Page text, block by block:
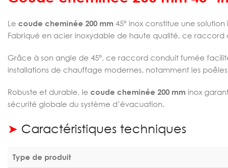
Le coude cheminée 200 mm 45° inox constitue une
Fabriqué en acier inoxydable de haute qualité, ce raccord
Grâce à son angle de 45°, ce raccord conduit fumée
installations de chauffage modernes, notamment les
Robuste et durable, le coude cheminée 200 mm inox
sécurité globale du système d’évacuation.
➤ Caractéristiques techniques
Type de produit